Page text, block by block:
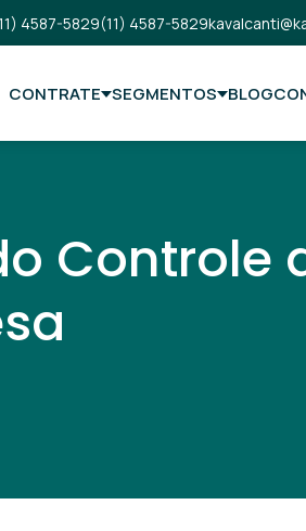
4587-5829(11) 4587-5829
CONTRATE SEGMENTOS BLOG
Controle